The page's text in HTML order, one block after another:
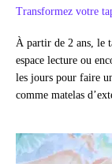
Transformez votre
À partir de 2 ans, le
espace lecture ou
les jours pour faire
comme matelas